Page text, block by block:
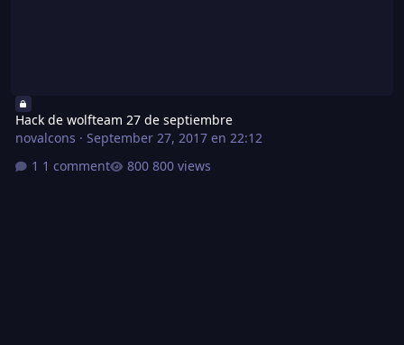
Hack de wolfteam 27 de septiembre
novalcons · September 27, 2017 en 22:12
1 comment
800 views